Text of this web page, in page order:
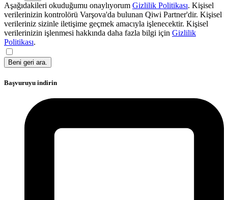
Aşağıdakileri okuduğumu onaylıyorum Gizlilik Politikası. Kişisel
verilerinizin kontrolörü Varşova'da bulunan Qiwi Partner'dir. Kişisel
verileriniz sizinle iletişime geçmek amacıyla işlenecektir. Kişisel
verilerinizin işlenmesi hakkında daha fazla bilgi için Gizlilik
Politikası.
Beni geri ara.
Başvuruyu indirin